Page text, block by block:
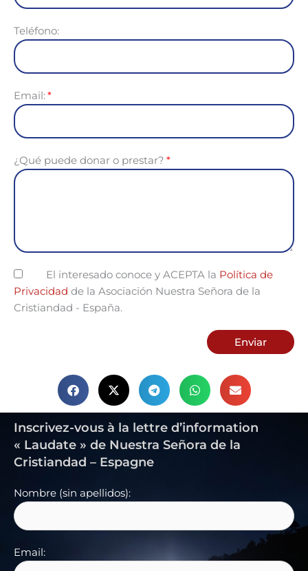
Teléfono:
Email:
¿Qué puede donar o prestar?
El interesado conoce y ACEPTA la Política de
Privacidad de la Asociación Nuestra Señora de la
Cristiandad - España.
Enviar
Inscrivez-vous à la lettre d’information
« Laudate » de Nuestra Señora de la
Cristiandad – Espagne
Nombre (sin apellidos):
Email: